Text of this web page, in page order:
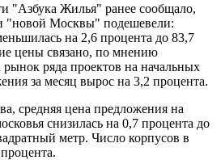
"Азбука Жилья" ранее сообщало,
"новой Москвы" подешевели:
на 2,6 процента до 83,7
цены связано, по мнению
ряда проектов на начальных
за месяц вырос на 3,2 процента.
средняя цена предложения на
снизилась на 0,7 процента до
метр. Число корпусов в